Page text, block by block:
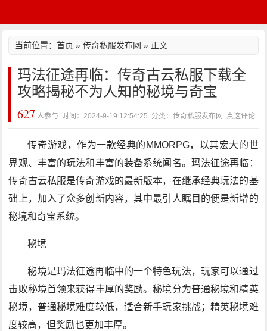
当前位置：首页 »传奇私服发布网 » 正文
玛法征途再临：传奇古云私服下载全
攻略揭秘不为人知的秘境与奇宝
627 人参与 时间：2024-9-19 12:54:25 分类：传奇私服发布网 点这评论
传奇游戏，作为一款经典的MMORPG，以其宏大的世
界观、丰富的玩法和丰富的装备系统闻名。玛法征途再临：
传奇古云私服是传奇游戏的最新版本，在继承经典玩法的基
础上，加入了众多创新内容，其中最引人瞩目的便是新增的
秘境和奇宝系统。
秘境
秘境是玛法征途再临中的一个特色玩法，玩家可以通过
击败秘境首领来获得丰厚的奖励。秘境分为普通秘境和精英
秘境，普通秘境难度较低，适合新手玩家挑战；精英秘境难
度较高，但奖励也更加丰厚。